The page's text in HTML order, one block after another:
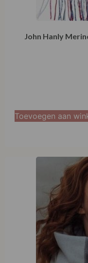
John Hanly
Toevoegen aan